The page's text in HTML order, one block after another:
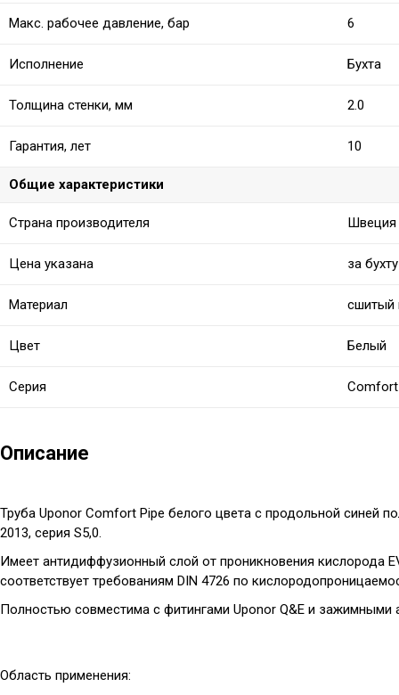
Макс. рабочее давление, бар 6
Исполнение Бухта
Толщина стенки, мм 2.0
Гарантия, лет 10
Общие характеристики
Страна производителя Швеция
Цена указана за бухту
Материал сшитый
Цвет Белый
Серия Comfort
Описание
Труба Uponor Comfort Pipe белого цвета с продольной синей
2013, серия S5,0.
Имеет антидиффузионный слой от проникновения кислорода
соответствует требованиям DIN 4726 по
Полностью совместима с фитингами Uponor Q&E и зажимными
Область применения: